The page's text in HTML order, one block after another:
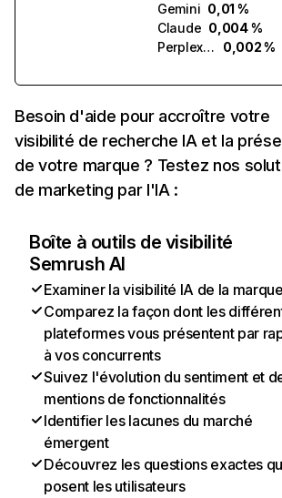
Gemini 0,01 %
Claude 0,004 %
Perplexity
0,002 %
Besoin d'aide pour accroître votre
visibilité de recherche IA et la
de votre marque ? Testez nos
de marketing par l'IA :
Boîte à outils de visibilité
Semrush AI
Examiner la visibilité IA de la
Comparez la façon dont les
plateformes vous présentent par
à vos concurrents
Suivez l'évolution du sentiment et
mentions de fonctionnalités
Identifier les lacunes du marché
émergent
Découvrez les questions exactes
posent les utilisateurs